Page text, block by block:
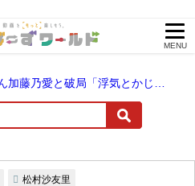
MENU
松村沙友里